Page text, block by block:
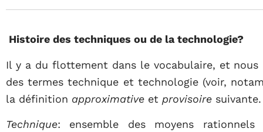
Histoire des techniques ou de la technologie?
Il y a du flottement dans le vocabulaire, et
des termes technique et technologie (voir,
la définition approximative et provisoire suivante.
Technique: ensemble des moyens